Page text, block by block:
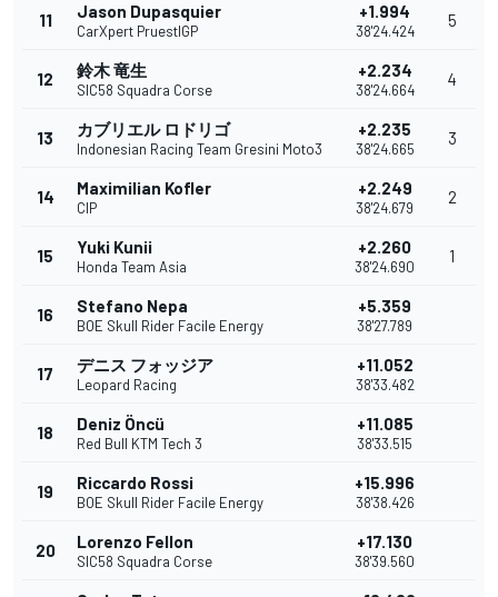
11 Jason Dupasquier
CarXpert PruestlGP
+1.994
38'24.424
5
12 鈴木 竜生
SIC58 Squadra Corse
+2.234
38'24.664
4
13 カブリエル ロドリゴ
Indonesian Racing Team Gresini Moto3
+2.235
38'24.665
3
14 Maximilian Kofler
CIP
+2.249
38'24.679
2
15 Yuki Kunii
Honda Team Asia
+2.260
38'24.690
1
16 Stefano Nepa
BOE Skull Rider Facile Energy
+5.359
38'27.789
17 デニス フォッジア
Leopard Racing
+11.052
38'33.482
18 Deniz Öncü
Red Bull KTM Tech 3
+11.085
38'33.515
19 Riccardo Rossi
BOE Skull Rider Facile Energy
+15.996
38'38.426
20 Lorenzo Fellon
SIC58 Squadra Corse
+17.130
38'39.560